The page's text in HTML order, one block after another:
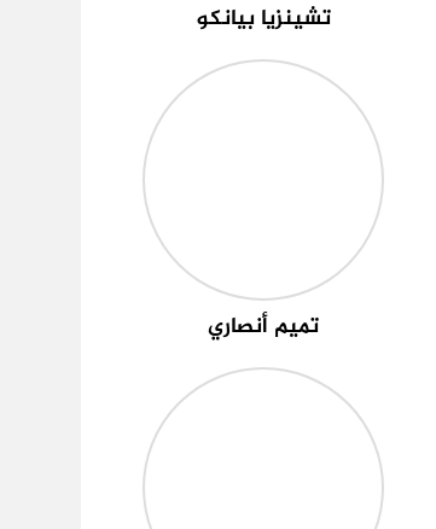
تشينزيا بيانكو
تميم أنصاري